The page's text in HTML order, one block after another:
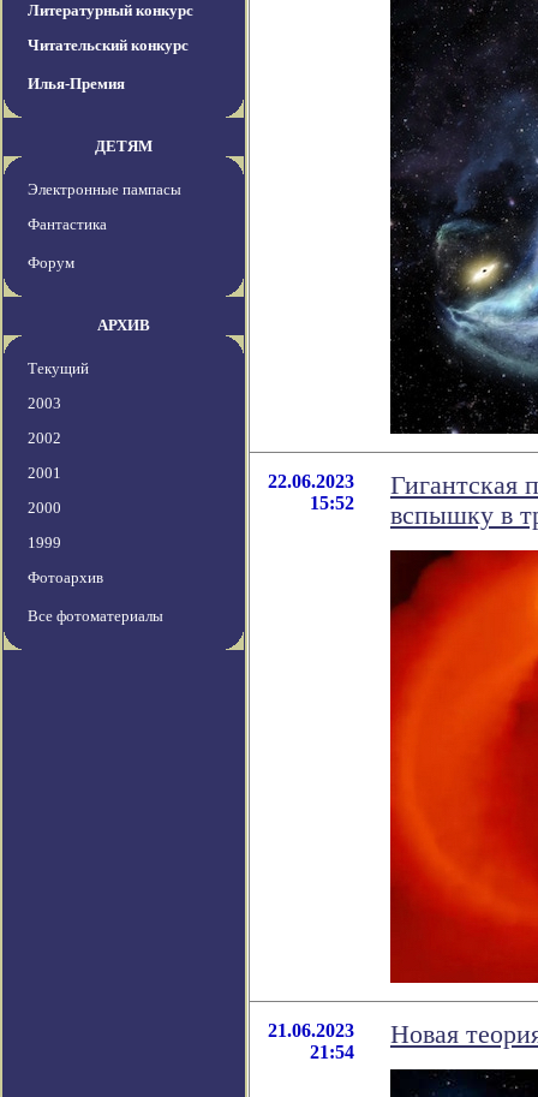
Литературный конкурс
Читательский конкурс
Илья-Премия
ДЕТЯМ
Электронные пампасы
Фантастика
Форум
АРХИВ
Текущий
2003
2002
2001
2000
1999
Фотоархив
Все фотоматериалы
22.06.2023
15:52
Гигантская
вспышку в
21.06.2023
21:54
Новая